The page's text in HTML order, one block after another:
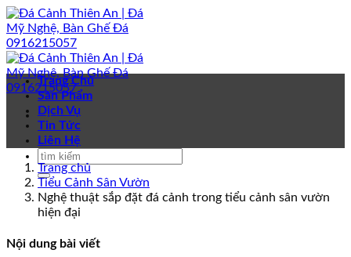
Bỏ
qua
nội
dung
Trang Chủ
Sản Phẩm
Dịch Vụ
Tin Tức
Liên Hệ
Trang chủ
Tiểu Cảnh Sân Vườn
Nghệ thuật sắp đặt đá cảnh trong tiểu cảnh sân vườn
hiện đại
Nội dung bài viết